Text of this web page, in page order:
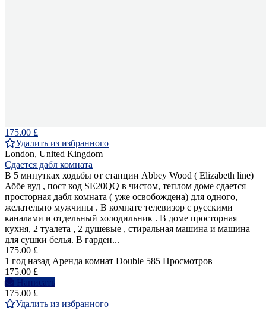
175.00 £
Удалить из избранного
London, United Kingdom
Сдается дабл комната
В 5 минутках ходьбы от станции Abbey Wood ( Elizabeth line)
Аббе вуд , пост код SE20QQ в чистом, теплом доме сдается
просторная дабл комната ( уже освобождена) для одного,
желательно мужчины . В комнате телевизор с русскими
каналами и отдельный холодильник . В доме просторная
кухня, 2 туалета , 2 душевые , стиральная машина и машина
для сушки белья. В гарден...
175.00 £
1 год назад Аренда комнат Double 585 Просмотров
175.00 £
Написать
175.00 £
Удалить из избранного